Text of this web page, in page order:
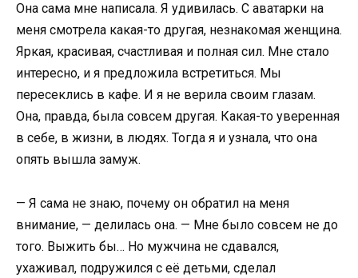
Она сама мне написала. Я удивилась. С аватарки на
меня смотрела какая-то другая, незнакомая женщина.
Яркая, красивая, счастливая и полная сил. Мне стало
интересно, и я предложила встретиться. Мы
пересеклись в кафе. И я не верила своим глазам.
Она, правда, была совсем другая. Какая-то уверенная
в себе, в жизни, в людях. Тогда я и узнала, что она
опять вышла замуж.
— Я сама не знаю, почему он обратил на меня
внимание, — делилась она. — Мне было совсем не до
того. Выжить бы… Но мужчина не сдавался,
ухаживал, подружился с её детьми, сделал